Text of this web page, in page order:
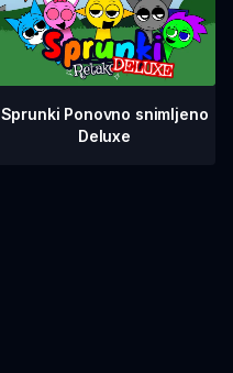
Sprunki Ponovno snimljeno
Deluxe